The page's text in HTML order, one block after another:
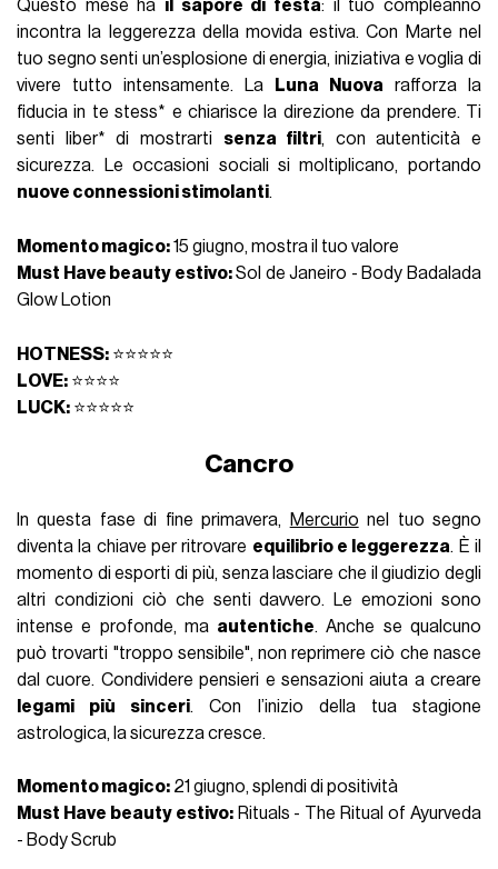
Questo mese ha il sapore di festa: il tuo compleanno
incontra la leggerezza della movida estiva. Con Marte nel
tuo segno senti un’esplosione di energia, iniziativa e voglia di
vivere tutto intensamente. La
Luna Nuova rafforza la
fiducia in te stess* e chiarisce la direzione da prendere. Ti
senti liber* di mostrarti senza filtri, con autenticità e
sicurezza. Le occasioni sociali si moltiplicano, portando
nuove connessioni stimolanti.
Momento magico:15 giugno, mostra il tuo valore
Must Have beauty estivo:Sol de Janeiro - Body Badalada
Glow Lotion
HOTNESS: ⭐⭐⭐⭐⭐
LOVE: ⭐⭐⭐⭐
LUCK: ⭐⭐⭐⭐⭐
Cancro
In questa fase di fine primavera, Mercurio nel tuo segno
diventa la chiave per ritrovare equilibrio e leggerezza. È il
momento di esporti di più, senza lasciare che il giudizio degli
altri condizioni ciò che senti davvero. Le emozioni sono
intense e profonde, ma autentiche. Anche se qualcuno
può trovarti "troppo sensibile", non reprimere ciò che nasce
dal cuore. Condividere pensieri e sensazioni aiuta a creare
legami più sinceri. Con l’inizio della tua stagione
astrologica, la sicurezza cresce.
Momento magico: 21 giugno, splendi di positività
Must Have beauty estivo:Rituals - The Ritual of Ayurveda
- Body Scrub